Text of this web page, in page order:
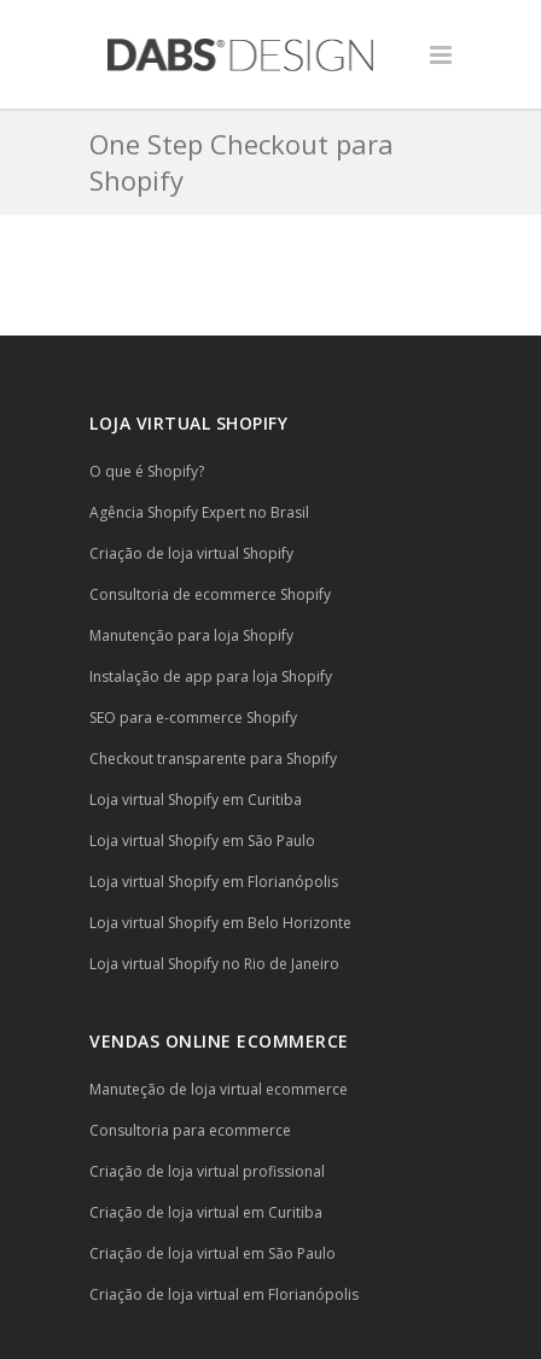
One Step Checkout para
Shopify
LOJA VIRTUAL SHOPIFY
O que é Shopify?
Agência Shopify Expert no Brasil
Criação de loja virtual Shopify
Consultoria de ecommerce Shopify
Manutenção para loja Shopify
Instalação de app para loja Shopify
SEO para e-commerce Shopify
Checkout transparente para Shopify
Loja virtual Shopify em Curitiba
Loja virtual Shopify em São Paulo
Loja virtual Shopify em Florianópolis
Loja virtual Shopify em Belo Horizonte
Loja virtual Shopify no Rio de Janeiro
VENDAS ONLINE ECOMMERCE
Manuteção de loja virtual ecommerce
Consultoria para ecommerce
Criação de loja virtual profissional
Criação de loja virtual em Curitiba
Criação de loja virtual em São Paulo
Criação de loja virtual em Florianópolis